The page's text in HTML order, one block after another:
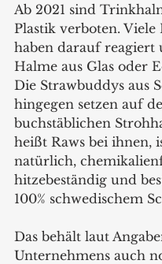
Ab 2021 sind
Plastik verboten. Viele
haben darauf reagiert
Halme aus Glas oder
Die Strawbuddys aus
hingegen setzen auf
buchstäblichen
heißt Raws bei ihnen,
natürlich,
hitzebeständig und
100% schwedischem
Das behält laut
Unternehmens auch